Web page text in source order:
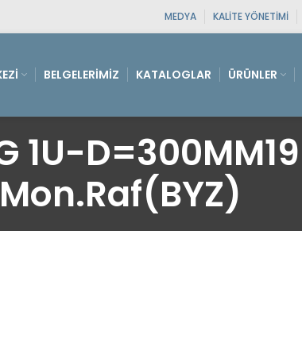
MEDYA KALITE YÖNETIMI
BELGELERIMIZ KATALOGLAR ÜRÜNLER
1U-